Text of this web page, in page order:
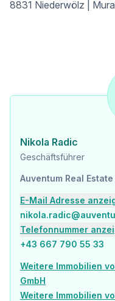
Infrastruktur /
Kindergarten <8.000m
Bäckerei <8.500m
Bank <7.000m
Geldautomat <8.500m
Verkehr
Bus <5.000m
Bahnhof <8.000m
Angaben Entfernung
8831 Niederwölz |
Nikola Radic
Geschäftsführer
Auventum Real
E-Mail Adresse
Telefonnummer
+43 667 790 55 33
Weitere Immobilien
GmbH
Weitere Immobilien